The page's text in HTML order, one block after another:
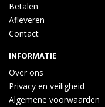
Betalen
Afleveren
Contact
INFORMATIE
Over ons
Privacy en veiligheid
Algemene voorwaarden